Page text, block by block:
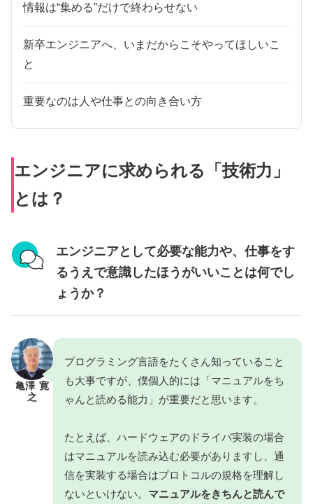
情報は“集める”だけで終わらせない
新卒エンジニアへ、いまだからこそやってほしいこ
と
重要なのは人や仕事との向き合い方
エンジニアに求められる「技術力」
とは？
エンジニアとして必要な能力や、仕事をす
るうえで意識したほうがいいことは何でし
ょうか？
亀澤 寛
之
プログラミング言語をたくさん知っていること
も大事ですが、僕個人的には「マニュアルをち
ゃんと読める能力」が重要だと思います。
たとえば、ハードウェアのドライバ実装の場合
はマニュアルを読み込む必要がありますし、通
信を実装する場合はプロトコルの規格を理解し
ないといけない。 マニュアルをきちんと読んで